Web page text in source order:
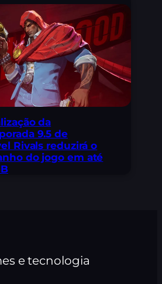
da
9.5 de
Rivals reduzirá o
do jogo em até
e tecnologia